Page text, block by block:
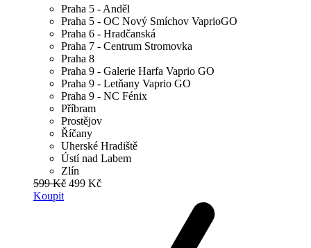
Praha 5 - Anděl
Praha 5 - OC Nový Smíchov VaprioGO
Praha 6 - Hradčanská
Praha 7 - Centrum Stromovka
Praha 8
Praha 9 - Galerie Harfa Vaprio GO
Praha 9 - Letňany Vaprio GO
Praha 9 - NC Fénix
Příbram
Prostějov
Říčany
Uherské Hradiště
Ústí nad Labem
Zlín
599 Kč 499 Kč
Koupit